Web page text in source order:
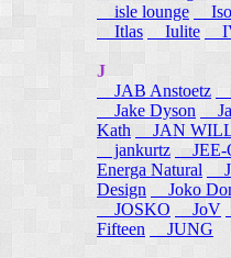
isle lounge
Itlas
Iulite
J
JAB Anstoetz
Jake Dyson
Kath
JAN
jankurtz JEE-
Energa Natural
Design
Joko
JOSKO
JoV
Fifteen
JUNG